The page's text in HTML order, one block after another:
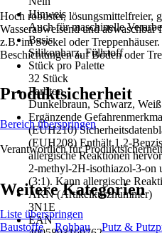
Hinweis
Auch für maschinelle
Basis
Silikonharz, Füllstoff
Stück pro Palette
32 Stück
Farbton
Dunkelbraun, Schwarz, Weiß
Ergänzende
(EUH210)
(EUH208) Enthält 1,2-
allergische Reaktionen
2-methyl-2H-isothiazol-3-on
(3:1). Kann allergische
AKN (Artikelkurznummer)
3N1E
EAN
Hoch robuster, lösungsmittelfreier,
Wasserabweisend und
z.B. im Sockel oder
Beschichtungen auf Böden oder
Produktsicherheit
Bereich überspringen
Verantwortlich für
Weitere Kategorien
Liste überspringen
Baustoffe
Rohbau Putz &